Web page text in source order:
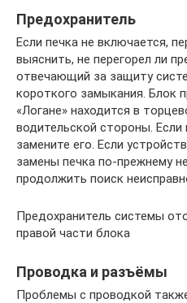
Предохранитель
Если печка не включается,
выяснить, не перегорел ли
отвечающий за защиту
короткого замыкания. Блок
«Логане» находится в
водительской стороны. Если
замените его. Если
замены печка по-прежнему
продолжить поиск
Предохранитель системы
правой части блока
Проводка и разъёмы
Проблемы с проводкой